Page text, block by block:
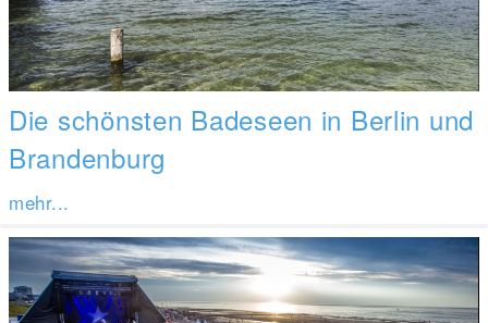
Die schönsten Badeseen in Berlin und
Brandenburg
mehr...